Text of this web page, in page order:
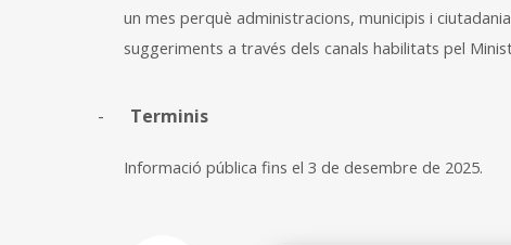
un mes perquè administracions, municipis i
suggeriments a través dels canals habilitats pel
- Terminis
Informació pública fins el 3 de desembre de 2025.